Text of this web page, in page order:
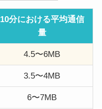
10分における平均通信
量
4.5〜6MB
3.5〜4MB
6〜7MB